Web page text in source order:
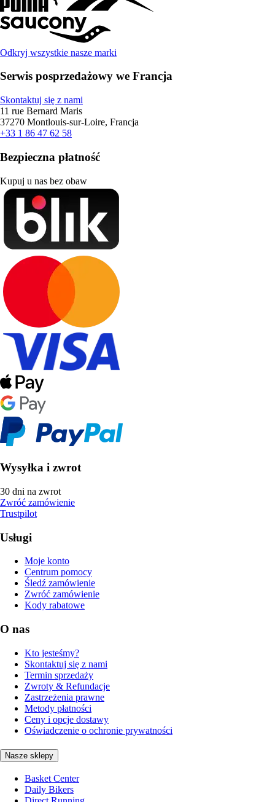
Odkryj wszystkie nasze marki
Serwis posprzedażowy we Francja
Skontaktuj się z nami
11 rue Bernard Maris
37270 Montlouis-sur-Loire, Francja
+33 1 86 47 62 58
Bezpieczna płatność
Kupuj u nas bez obaw
Wysyłka i zwrot
30 dni na zwrot
Zwróć zamówienie
Trustpilot
Usługi
Moje konto
Centrum pomocy
Śledź zamówienie
Zwróć zamówienie
Kody rabatowe
O nas
Kto jesteśmy?
Skontaktuj się z nami
Termin sprzedaży
Zwroty & Refundacje
Zastrzeżenia prawne
Metody płatności
Ceny i opcje dostawy
Oświadczenie o ochronie prywatności
Nasze sklepy
Basket Center
Daily Bikers